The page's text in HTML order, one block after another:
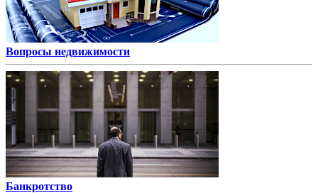
Вопросы недвижимости
Банкротство